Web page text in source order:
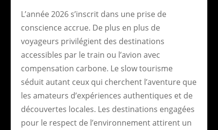
L’année 2026 s’inscrit dans une prise de
conscience accrue. De plus en plus de
voyageurs privilégient des destinations
accessibles par le train ou l’avion avec
compensation carbone. Le slow tourisme
séduit autant ceux qui cherchent l’aventure que
les amateurs d’expériences authentiques et de
découvertes locales. Les destinations engagées
pour le respect de l’environnement attirent un